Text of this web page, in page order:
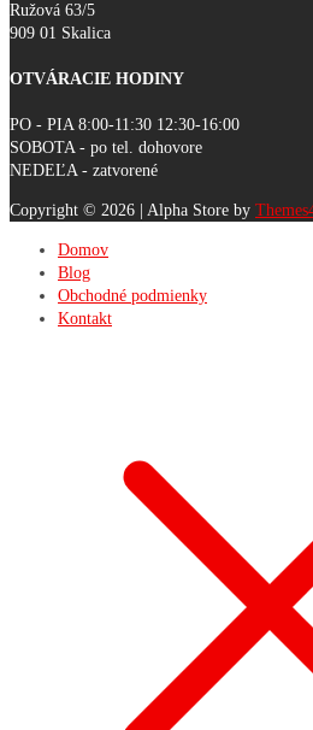
Ružová 63/5
909 01 Skalica
OTVÁRACIE HODINY
PO - PIA 8:00-11:30 12:30-16:00
SOBOTA - po tel. dohovore
NEDEĽA - zatvorené
Copyright © 2026 | Alpha Store by
Domov
Blog
Obchodné podmienky
Kontakt